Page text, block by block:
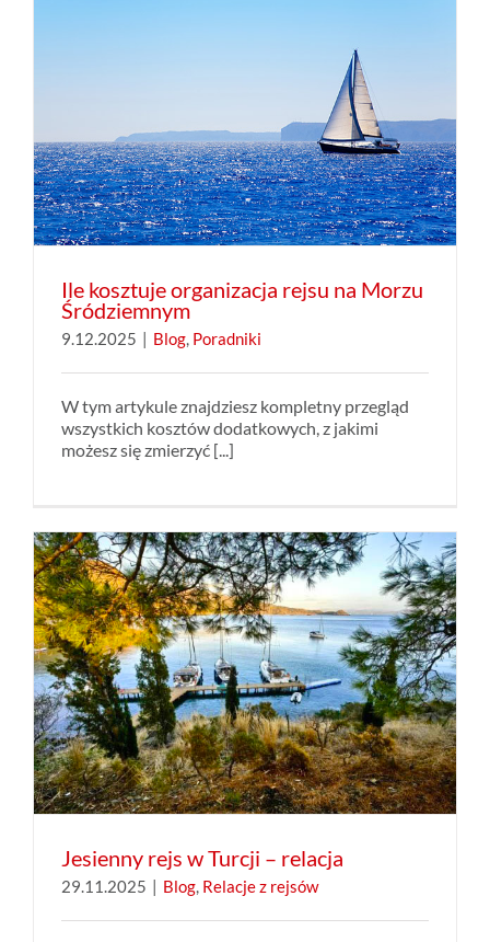
Ile kosztuje organizacja rejsu na Morzu
Śródziemnym
9.12.2025 Blog, Poradniki
W tym artykule znajdziesz kompletny przegląd
wszystkich kosztów dodatkowych, z jakimi
możesz się zmierzyć [...]
Jesienny rejs w Turcji – relacja
29.11.2025 Blog, Relacje z rejsów